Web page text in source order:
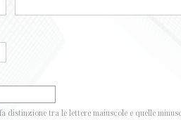
distinzione tra le lettere maiuscole e quelle